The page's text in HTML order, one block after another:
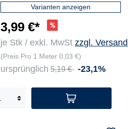
Varianten anzeigen
3,99 €*
je Stk / exkl. MwStzzgl. Versand
(Preis Pro 1 Meter 0,03 €)
ursprünglich 5,19 € -23,1%